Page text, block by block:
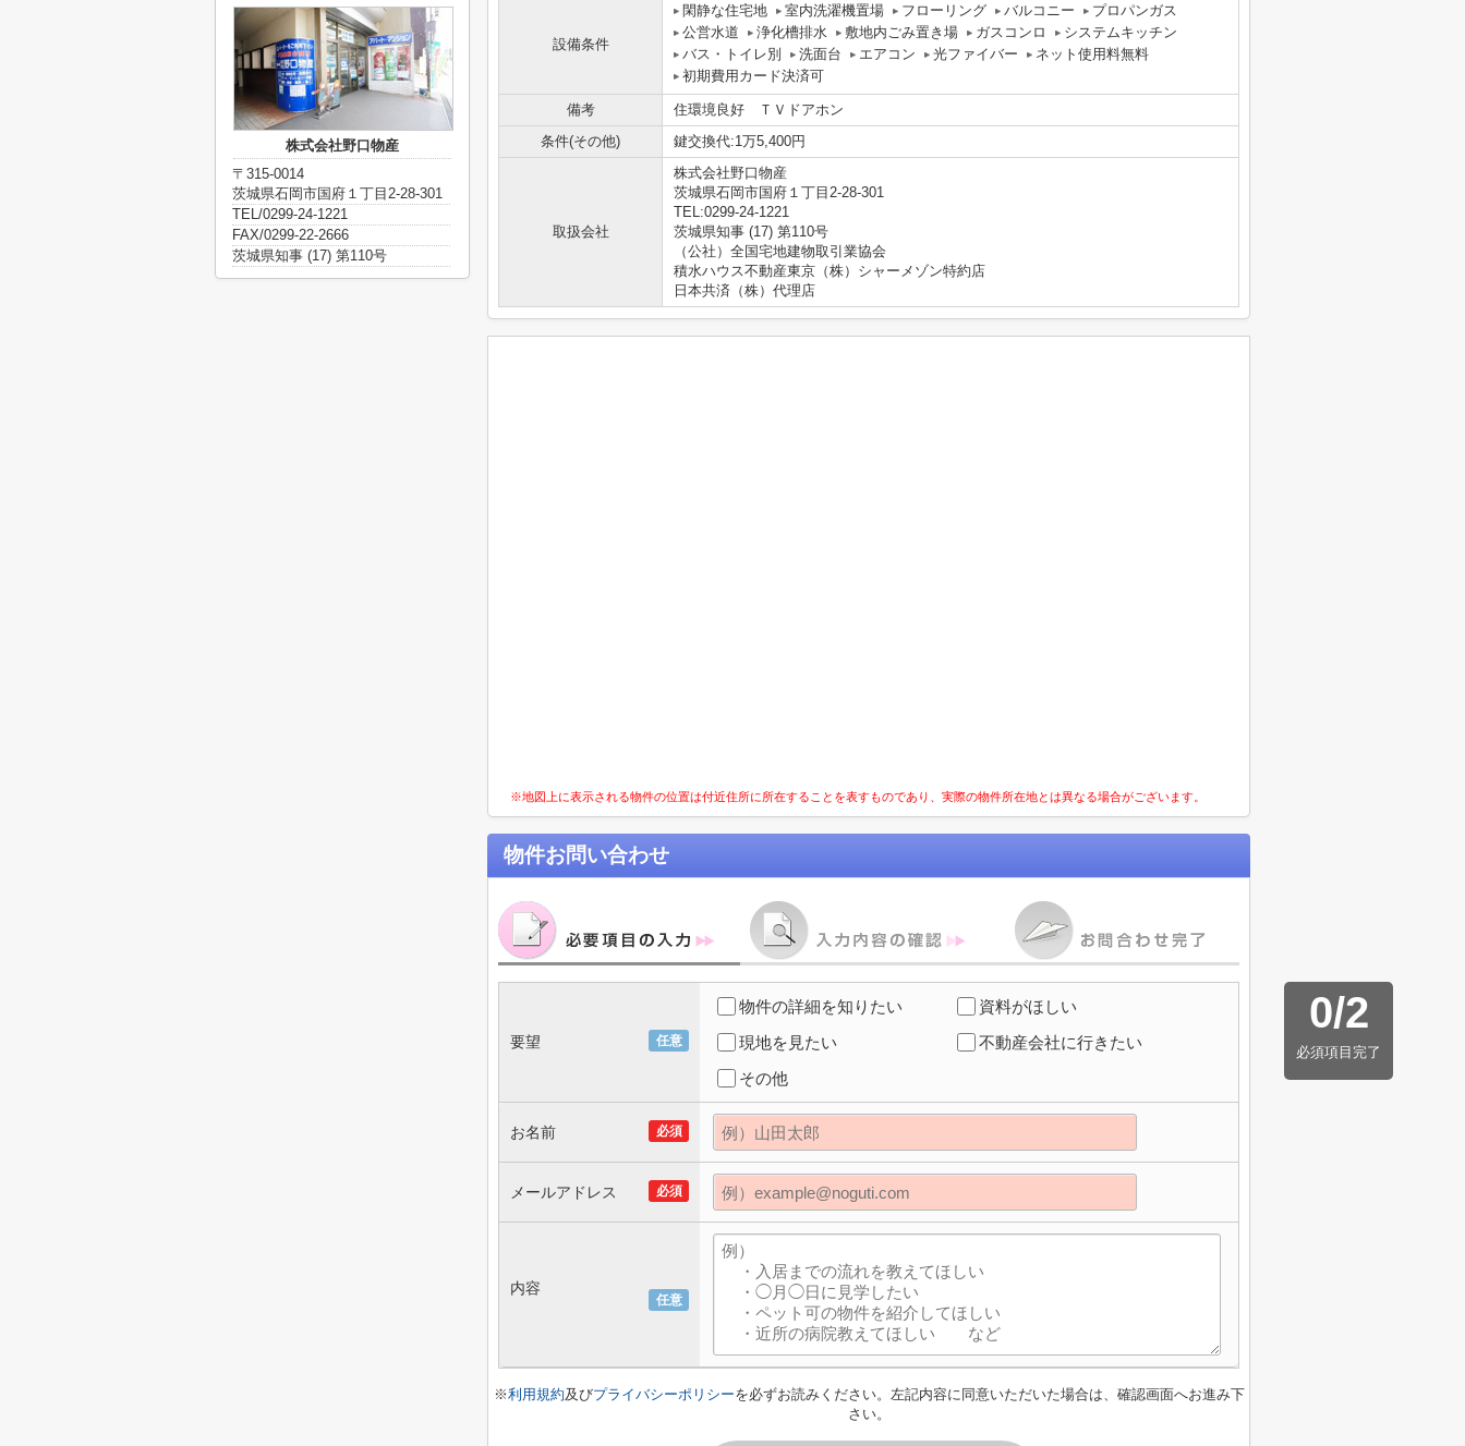
設備条件
閑静な住宅地 室内洗濯機置場 フローリング バルコニー
プロパンガス
公営水道
浄化槽排水 敷地内ごみ置き場 ガスコンロ
システムキッチン
バス・トイレ別
洗面台 エアコン 光ファイバー
ネット使用料無料
初期費用カード決済可
備考
住環境良好 ＴＶドアホン
条件(その他)
鍵交換代:1万5,400円
取扱会社
株式会社野口物産
茨城県石岡市国府１丁目2-28-301
TEL:0299-24-1221
茨城県知事 (17) 第110号
（公社）全国宅地建物取引業協会
積水ハウス不動産東京（株）シャーメゾン特約店
日本共済（株）代理店
※地図上に表示される物件の位置は付近住所に所在することを表すものであり、実際の物件所在地とは異なる場合がございます。
物件お問い合わせ
0/2
必須項目完了
任意
要望
物件の詳細を知りたい
資料がほしい
現地を見たい
不動産会社に行きたい
その他
必須
お名前
必須
メールアドレス
任意
内容
※利用規約及びプライバシーポリシーを必ずお読みください。左記内容に同意いただいた場合は、確認画面へお進み下
さい。
株式会社野口物産
〒315-0014
茨城県石岡市国府１丁目2-28-301
TEL/0299-24-1221
FAX/0299-22-2666
茨城県知事 (17) 第110号